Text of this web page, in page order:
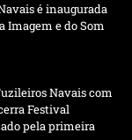
é inaugurada
Imagem e do Som
Navais com
Festival
pela primeira